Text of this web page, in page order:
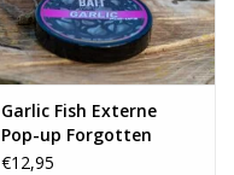
Garlic Fish Externe
Pop-up Forgotten
Flavours Collab
€12,95